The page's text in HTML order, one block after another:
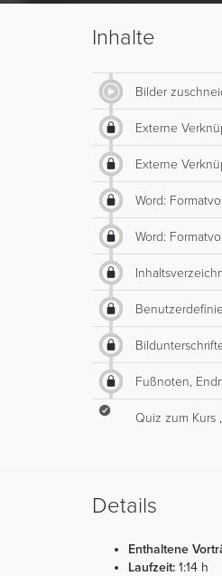
Inhalte
Bilder
Externe
Externe
Word:
Word:
Fußnoten,
Quiz zum Kurs
Details
Enthaltene
Laufzeit: 1:14 h